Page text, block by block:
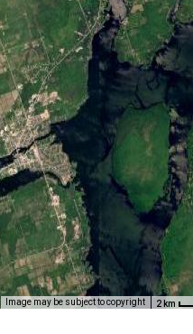
Image may be subject to copyright 2 km